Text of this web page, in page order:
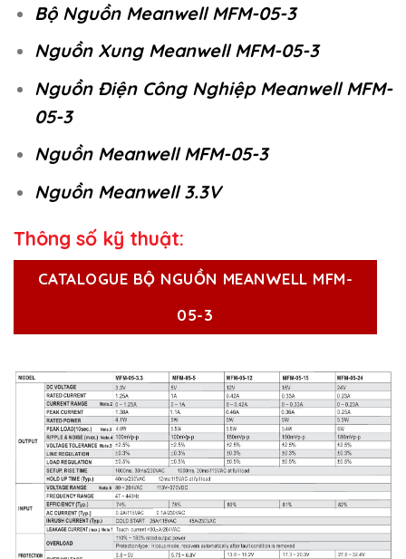
Bộ Nguồn Meanwell MFM-05-3
Nguồn Xung Meanwell MFM-05-3
Nguồn Điện Công Nghiệp Meanwell MFM-
05-3
Nguồn Meanwell MFM-05-3
Nguồn Meanwell 3.3V
Thông số kỹ thuật:
CATALOGUE BỘ NGUỒN MEANWELL MFM-
05-3